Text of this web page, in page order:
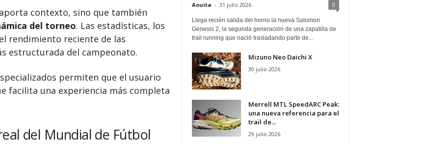
contexto, sino que también
del torneo. Las estadísticas, los
rendimiento reciente de las
estructurada del campeonato.
permiten que el usuario
facilita una experiencia más completa
del Mundial de Fútbol
Aouita - 31 julio 2026 0
Llega recién salida del horno la nueva Salomon
Genesis 2, la segunda generación de una zapatilla de
trail running que nació trasladando parte de...
Mizuno Neo Daichi X
30 julio 2026
Merrell MTL SpeedARC Peak:
una nueva referencia para el
trail de...
29 julio 2026